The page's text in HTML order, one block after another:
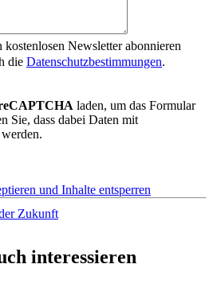
Zukunft
kostenlosen Newsletter abonnieren
die Datenschutzbestimmungen.
laden, um das Formular
Sie, dass dabei Daten mit
und Inhalte entsperren
interessieren